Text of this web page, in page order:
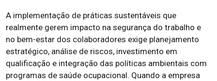
A implementação de práticas sustentáveis que
realmente gerem impacto na segurança do trabalho e
no bem-estar dos colaboradores exige planejamento
estratégico, análise de riscos, investimento em
qualificação e integração das políticas ambientais com
programas de saúde ocupacional. Quando a empresa